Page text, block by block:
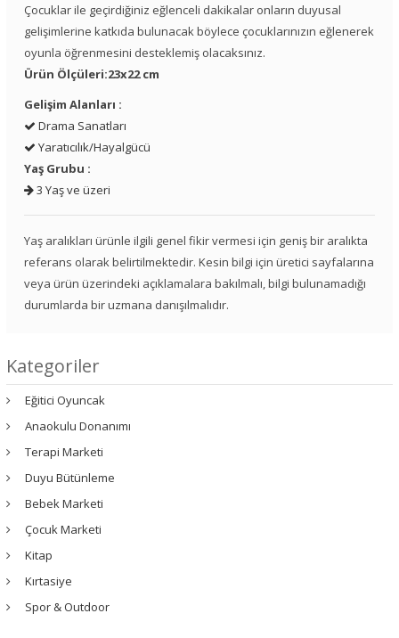
Çocuklar ile geçirdiğiniz eğlenceli dakikalar onların duyusal
gelişimlerine katkıda bulunacak böylece çocuklarınızın eğlenerek
oyunla öğrenmesini desteklemiş olacaksınız.
Ürün Ölçüleri:23x22 cm
Gelişim Alanları :
Drama Sanatları
Yaratıcılık/Hayalgücü
Yaş Grubu :
3 Yaş ve üzeri
Yaş aralıkları ürünle ilgili genel fikir vermesi için geniş bir aralıkta
referans olarak belirtilmektedir. Kesin bilgi için üretici sayfalarına
veya ürün üzerindeki açıklamalara bakılmalı, bilgi bulunamadığı
durumlarda bir uzmana danışılmalıdır.
Kategoriler
Eğitici Oyuncak
Anaokulu Donanımı
Terapi Marketi
Duyu Bütünleme
Bebek Marketi
Çocuk Marketi
Kitap
Kırtasiye
Spor & Outdoor